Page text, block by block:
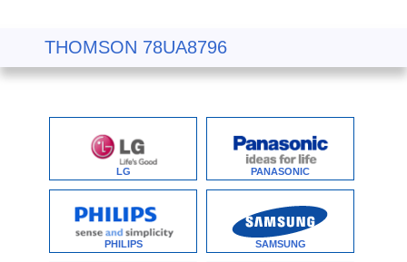
THOMSON 78UA8796
LG PANASONIC
PHILIPS SAMSUNG